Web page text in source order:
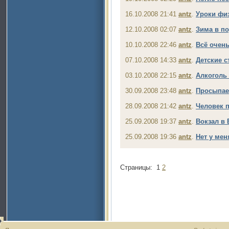
16.10.2008 21:41 antz. Уроки
12.10.2008 02:07 antz. Зима в
10.10.2008 22:46 antz. Всё
07.10.2008 14:33 antz. Детские
03.10.2008 22:15 antz.
30.09.2008 23:48 antz.
28.09.2008 21:42 antz. Человек
25.09.2008 19:37 antz. Вокзал в
25.09.2008 19:36 antz. Нет у
Страницы: 1 2